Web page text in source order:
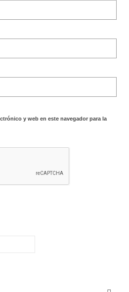
y web en este navegador para la